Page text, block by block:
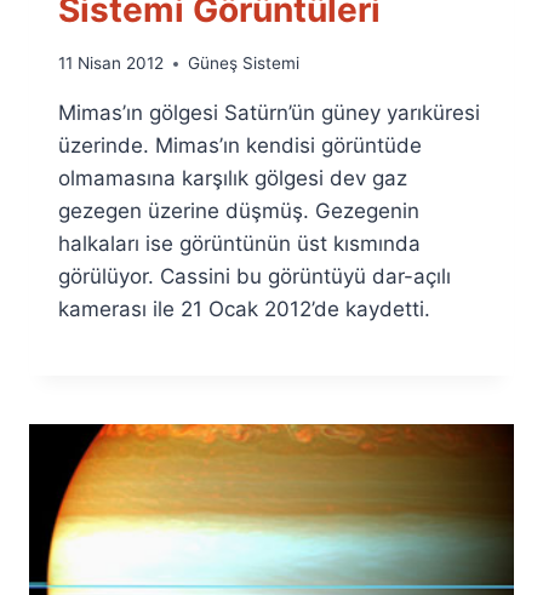
Sistemi Görüntüleri
By
Fuat
Özyar
11 Nisan 2012 Güneş Sistemi
Mimas’ın gölgesi Satürn’ün güney yarıküresi
üzerinde. Mimas’ın kendisi görüntüde
olmamasına karşılık gölgesi dev gaz
gezegen üzerine düşmüş. Gezegenin
halkaları ise görüntünün üst kısmında
görülüyor. Cassini bu görüntüyü dar-açılı
kamerası ile 21 Ocak 2012’de kaydetti.